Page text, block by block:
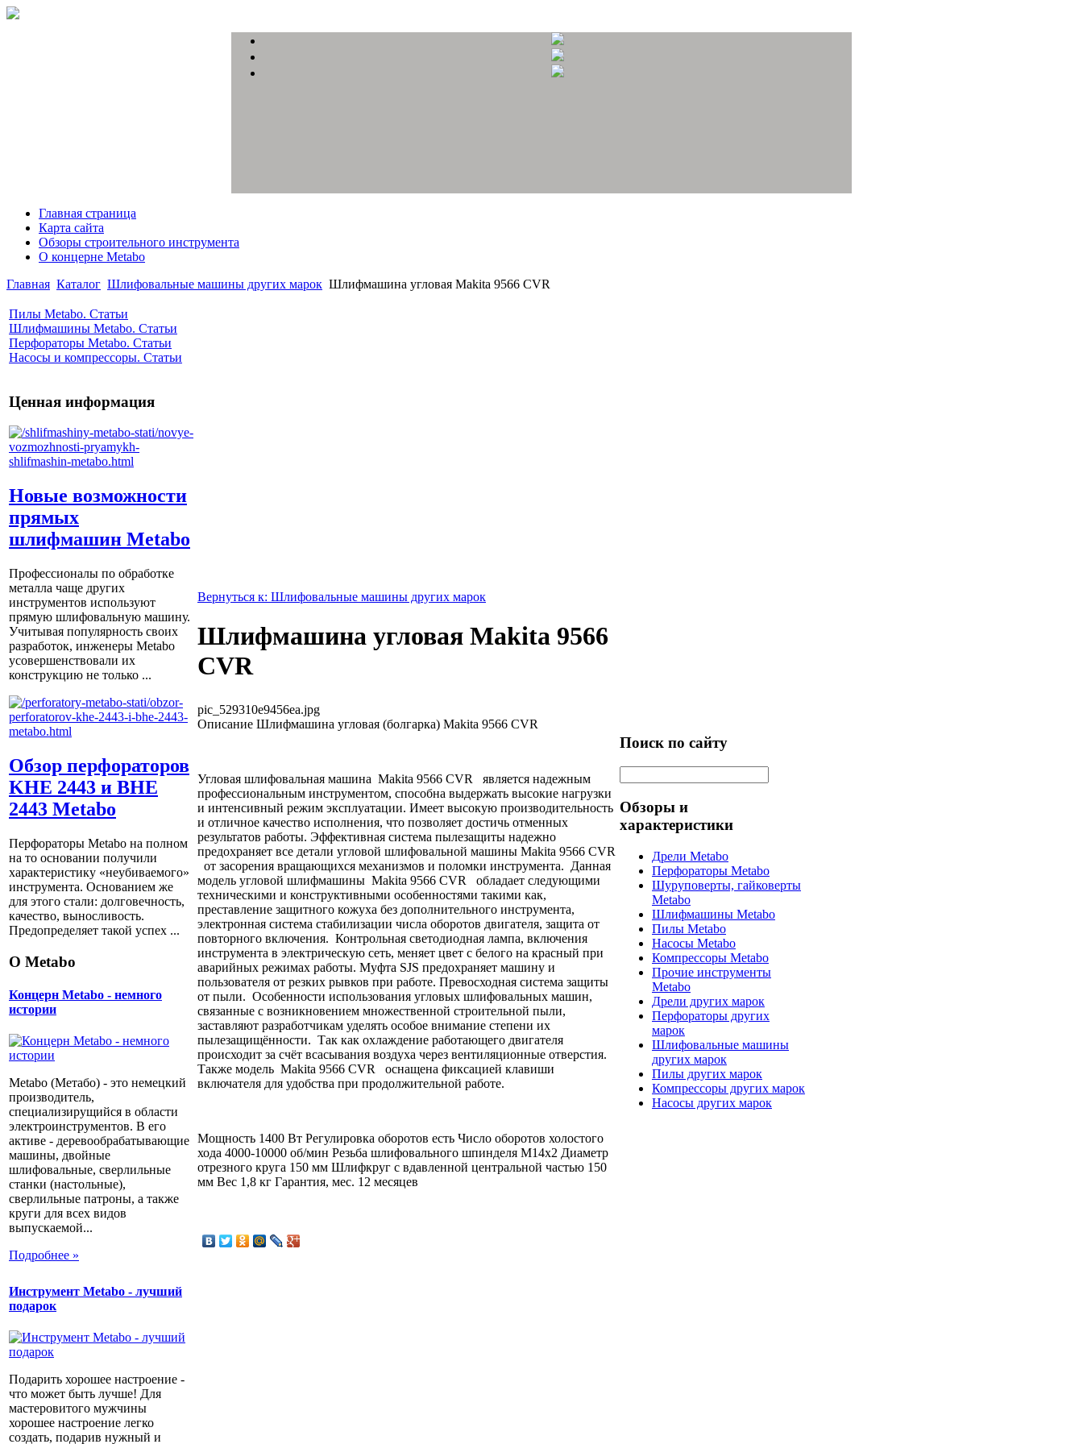
Главная страница
Карта сайта
Обзоры строительного инструмента
О концерне Metabo
Главная Каталог Шлифовальные машины других марок Шлифмашина угловая Makita 9566 CVR
Пилы Metabo. Статьи
Шлифмашины Metabo. Статьи
Перфораторы Metabo. Статьи
Насосы и компрессоры. Статьи
Ценная информация
Новые возможности
прямых
шлифмашин Metabo
Профессионалы по обработке
металла чаще других
инструментов используют
прямую шлифовальную машину.
Учитывая популярность своих
разработок, инженеры Metabo
усовершенствовали их
конструкцию не только ...
Обзор перфораторов
KHE 2443 и BHE
2443 Metabo
Перфораторы Metabo на полном
на то основании получили
характеристику «неубиваемого»
инструмента. Основанием же
для этого стали: долговечность,
качество, выносливость.
Предопределяет такой успех ...
О Metabo
Концерн Metabo - немного
истории
Metabo (Метабо) - это немецкий
производитель,
специализирущийся в области
электроинструментов. В его
активе - деревообрабатывающие
машины, двойные
шлифовальные, сверлильные
станки (настольные),
сверлильные патроны, а также
круги для всех видов
выпускаемой...
Подробнее »
Инструмент Metabo - лучший
подарок
Подарить хорошее настроение -
что может быть лучше! Для
мастеровитого мужчины
хорошее настроение легко
создать, подарив нужный и
Вернуться к: Шлифовальные машины других марок
Шлифмашина угловая Makita 9566
CVR
pic_529310e9456ea.jpg
Описание Шлифмашина угловая (болгарка) Makita 9566 CVR
Угловая шлифовальная машина Makita 9566 CVR является надежным
профессиональным инструментом, способна выдержать высокие нагрузки
и интенсивный режим эксплуатации. Имеет высокую производительность
и отличное качество исполнения, что позволяет достичь отменных
результатов работы. Эффективная система пылезащиты надежно
предохраняет все детали угловой шлифовальной машины Makita 9566 CVR
от засорения вращающихся механизмов и поломки инструмента. Данная
модель угловой шлифмашины Makita 9566 CVR
обладает следующими
техническими и конструктивными особенностями такими как,
преставление защитного кожуха без дополнительного инструмента,
электронная система стабилизации числа оборотов двигателя, защита от
повторного включения. Контрольная светодиодная лампа, включения
инструмента в электрическую сеть, меняет цвет с белого на красный при
аварийных режимах работы. Муфта SJS предохраняет машину и
пользователя от резких рывков при работе. Превосходная система защиты
от пыли. Особенности использования угловых шлифовальных машин,
связанные с возникновением множественной строительной пыли,
заставляют разработчикам уделять особое внимание степени их
пылезащищённости. Так как охлаждение работающего двигателя
происходит за счёт всасывания воздуха через вентиляционные отверстия.
Также модель Makita 9566 CVR оснащена фиксацией клавиши
включателя для удобства при продолжительной работе.
Мощность 1400 Вт Регулировка оборотов есть Число оборотов холостого
хода 4000-10000 об/мин Резьба шлифовального шпинделя M14x2 Диаметр
отрезного круга 150 мм Шлифкруг с вдавленной центральной частью 150
мм Вес 1,8 кг Гарантия, мес. 12 месяцев
Поиск по сайту
Обзоры и
характеристики
Дрели Metabo
Перфораторы Metabo
Шуруповерты, гайковерты
Metabo
Шлифмашины Metabo
Пилы Metabo
Насосы Metabo
Компрессоры Metabo
Прочие инструменты
Metabo
Дрели других марок
Перфораторы других
марок
Шлифовальные машины
других марок
Пилы других марок
Компрессоры других марок
Насосы других марок